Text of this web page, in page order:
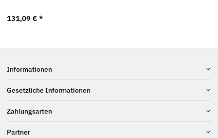
131,09 € *
Informationen
Gesetzliche Informationen
Zahlungsarten
Partner